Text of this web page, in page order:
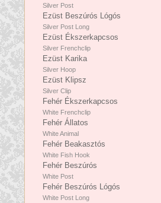
Silver Post
Ezüst Beszúrós Lógós
Silver Post Long
Ezüst Ékszerkapcsos
Silver Frenchclip
Ezüst Karika
Silver Hoop
Ezüst Klipsz
Silver Clip
Fehér Ékszerkapcsos
White Frenchclip
Fehér Állatos
White Animal
Fehér Beakasztós
White Fish Hook
Fehér Beszúrós
White Post
Fehér Beszúrós Lógós
White Post Long